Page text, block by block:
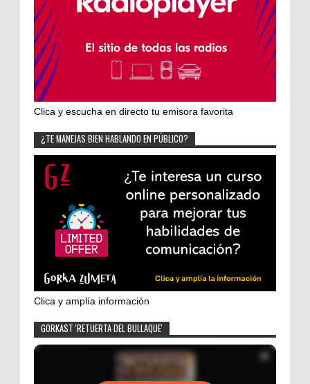
Clica y escucha en directo tu emisora favorita
¿TE MANEJAS BIEN HABLANDO EN PÚBLICO?
Clica y amplía información
GORKAST 'RETUERTA DEL BULLAQUE'